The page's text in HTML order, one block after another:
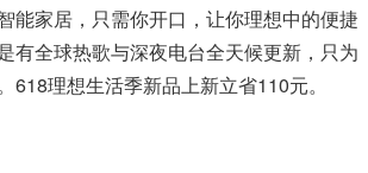
能家居，只需你开口，让你理想中的便捷
有全球热歌与深夜电台全天候更新，只为
618理想生活季新品上新立省110元。